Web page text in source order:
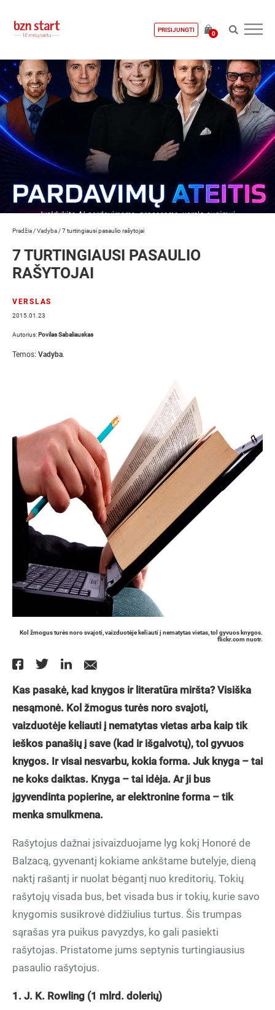
PRISIJUNGTI
0
Pradžia /Vadyba /7 turtingiausi pasaulio rašytojai
7 TURTINGIAUSI PASAULIO
RAŠYTOJAI
VERSLAS
2015.01.23
Autorius: Povilas Sabaliauskas
Temos: Vadyba.
Kol žmogus turės noro svajoti, vaizduotėje keliauti į nematytas vietas, tol gyvuos knygos.
flickr.com nuotr.
Kas pasakė, kad knygos ir literatūra miršta? Visiška
nesąmonė. Kol žmogus turės noro svajoti,
vaizduotėje keliauti į nematytas vietas arba kaip tik
ieškos panašių į save (kad ir išgalvotų), tol gyvuos
knygos. Ir visai nesvarbu, kokia forma. Juk knyga – tai
ne koks daiktas. Knyga – tai idėja. Ar ji bus
įgyvendinta popierine, ar elektronine forma – tik
menka smulkmena.
Rašytojus dažnai įsivaizduojame lyg kokį Honoré de
Balzacą, gyvenantį kokiame ankštame butelyje, dieną
naktį rašantį ir nuolat bėgantį nuo kreditorių. Tokių
rašytojų visada bus, bet visada bus ir tokių, kurie savo
knygomis susikrovė didžiulius turtus. Šis trumpas
sąrašas yra puikus pavyzdys, ko gali pasiekti
rašytojas. Pristatome jums septynis turtingiausius
pasaulio rašytojus.
1. J. K. Rowling (1 mlrd. dolerių)